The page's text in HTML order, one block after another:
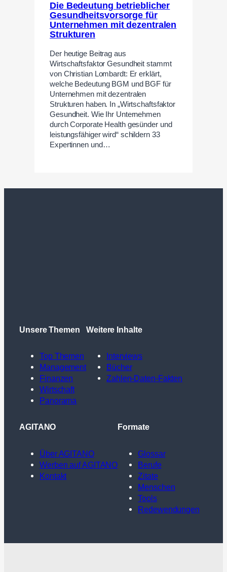
Die Bedeutung betrieblicher
Gesundheitsvorsorge für
Unternehmen mit dezentralen
Strukturen
Der heutige Beitrag aus
Wirtschaftsfaktor Gesundheit stammt
von Christian Lombardt: Er erklärt,
welche Bedeutung BGM und BGF für
Unternehmen mit dezentralen
Strukturen haben. In „Wirtschaftsfaktor
Gesundheit. Wie Ihr Unternehmen
durch Corporate Health gesünder und
leistungsfähiger wird“ schildern 33
Expertinnen und…
Unsere Themen
Top Themen
Management
Finanzen
Wirtschaft
Panorama
Weitere Inhalte
Interviews
Bücher
Zahlen-Daten-Fakten
AGITANO
Über AGITANO
Werben auf AGITANO
Kontakt
Formate
Glossar
Berufe
Zitate
Menschen
Tools
Redewendungen